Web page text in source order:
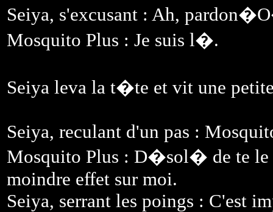
Seiya, s'excusant : Ah,
Mosquito Plus : Je suis l�.
Seiya leva la t�te et vit une
Seiya, reculant d'un pas :
Mosquito Plus : D�sol� de te le
moindre effet sur moi.
Seiya, serrant les poings : C'est